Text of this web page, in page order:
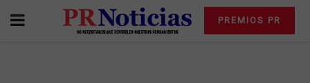
PREMIOS PR